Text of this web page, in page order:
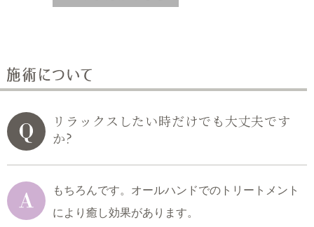
リラックスしたい時だけでも大丈夫です
か?
もちろんです。オールハンドでのトリートメント
により癒し効果があります。